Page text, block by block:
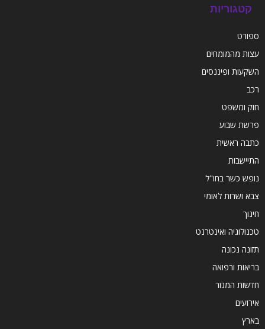
קטגוריות
ספורט
עצות מהמומחים
השקעות ופיננסים
רכב
חוק ומשפט
פרשת שבוע
כתבה ראשית
התיישבות
נופש כשר בחו"ל
צבא ושרות לאומי
חינוך
טכנולוגיה ואינטרנט
תזונה נכונה
בריאות ורפואה
חדשות המגזר
אירועים
בארץ